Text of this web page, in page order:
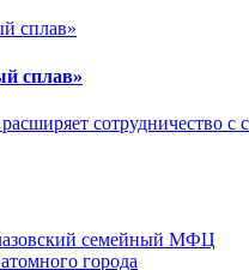
сплав»
сотрудничество с
семейный МФЦ